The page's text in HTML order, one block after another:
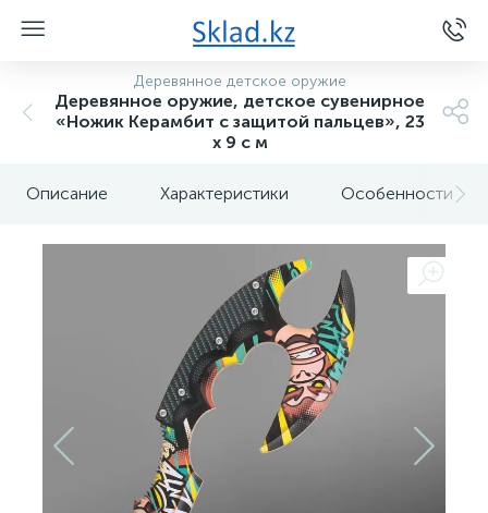
Деревянное детское оружие
Деревянное оружие, детское сувенирное
«Ножик Керамбит с защитой пальцев», 23
х 9 с м
Описание Характеристики Особенности